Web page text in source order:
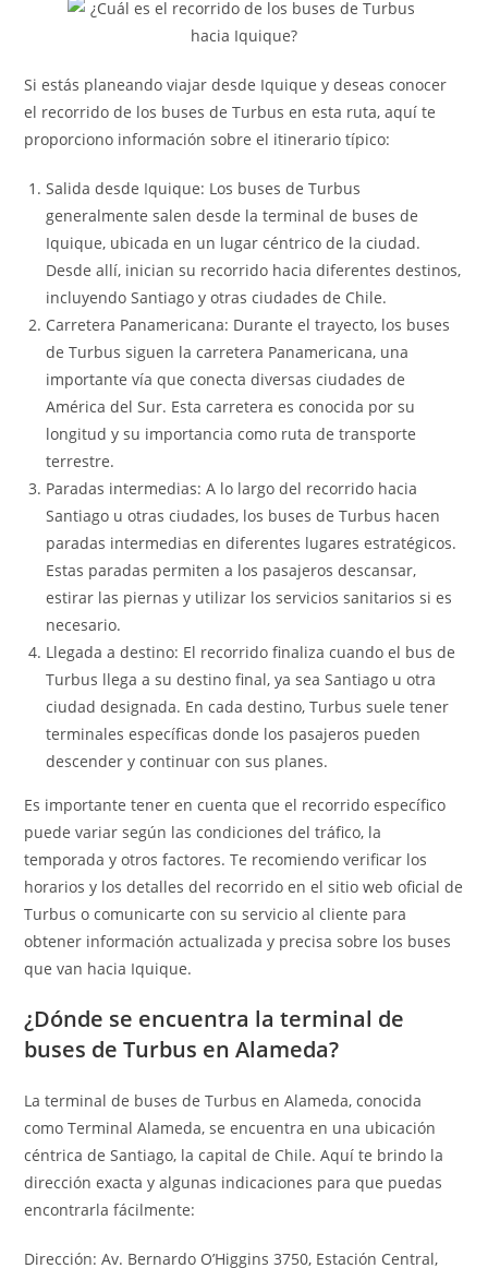
Si estás planeando viajar desde Iquique y deseas conocer
el recorrido de los buses de Turbus en esta ruta, aquí te
proporciono información sobre el itinerario típico:
Salida desde Iquique: Los buses de Turbus
generalmente salen desde la terminal de buses de
Iquique, ubicada en un lugar céntrico de la ciudad.
Desde allí, inician su recorrido hacia diferentes destinos,
incluyendo Santiago y otras ciudades de Chile.
Carretera Panamericana: Durante el trayecto, los buses
de Turbus siguen la carretera Panamericana, una
importante vía que conecta diversas ciudades de
América del Sur. Esta carretera es conocida por su
longitud y su importancia como ruta de transporte
terrestre.
Paradas intermedias: A lo largo del recorrido hacia
Santiago u otras ciudades, los buses de Turbus hacen
paradas intermedias en diferentes lugares estratégicos.
Estas paradas permiten a los pasajeros descansar,
estirar las piernas y utilizar los servicios sanitarios si es
necesario.
Llegada a destino: El recorrido finaliza cuando el bus de
Turbus llega a su destino final, ya sea Santiago u otra
ciudad designada. En cada destino, Turbus suele tener
terminales específicas donde los pasajeros pueden
descender y continuar con sus planes.
Es importante tener en cuenta que el recorrido específico
puede variar según las condiciones del tráfico, la
temporada y otros factores. Te recomiendo verificar los
horarios y los detalles del recorrido en el sitio web oficial de
Turbus o comunicarte con su servicio al cliente para
obtener información actualizada y precisa sobre los buses
que van hacia Iquique.
¿Dónde se encuentra la terminal de
buses de Turbus en Alameda?
La terminal de buses de Turbus en Alameda, conocida
como Terminal Alameda, se encuentra en una ubicación
céntrica de Santiago, la capital de Chile. Aquí te brindo la
dirección exacta y algunas indicaciones para que puedas
encontrarla fácilmente:
Dirección: Av. Bernardo O’Higgins 3750, Estación Central,